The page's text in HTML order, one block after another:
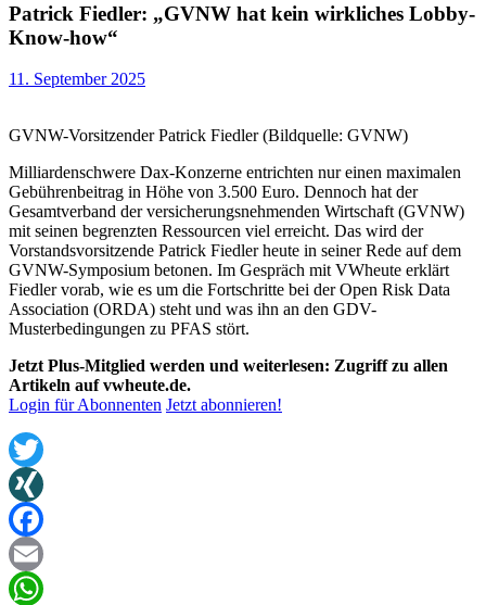
Patrick Fiedler: „GVNW hat kein wirkliches Lobby-
Know-how“
11. September 2025
GVNW-Vorsitzender Patrick Fiedler (Bildquelle: GVNW)
Milliardenschwere Dax-Konzerne entrichten nur einen maximalen
Gebührenbeitrag in Höhe von 3.500 Euro. Dennoch hat der
Gesamtverband der versicherungsnehmenden Wirtschaft (GVNW)
mit seinen begrenzten Ressourcen viel erreicht. Das wird der
Vorstandsvorsitzende Patrick Fiedler heute in seiner Rede auf dem
GVNW-Symposium betonen. Im Gespräch mit VWheute erklärt
Fiedler vorab, wie es um die Fortschritte bei der Open Risk Data
Association (ORDA) steht und was ihn an den GDV-
Musterbedingungen zu PFAS stört.
Jetzt Plus-Mitglied werden und weiterlesen: Zugriff zu allen
Artikeln auf vwheute.de.
Login für Abonnenten Jetzt abonnieren!
Twitter
XING
Facebook
Email